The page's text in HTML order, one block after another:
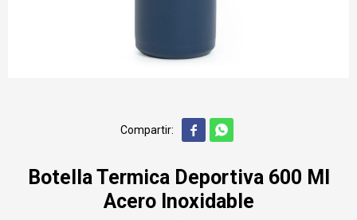
 
Botella Termica Deportiva 600 Ml
Acero Inoxidable